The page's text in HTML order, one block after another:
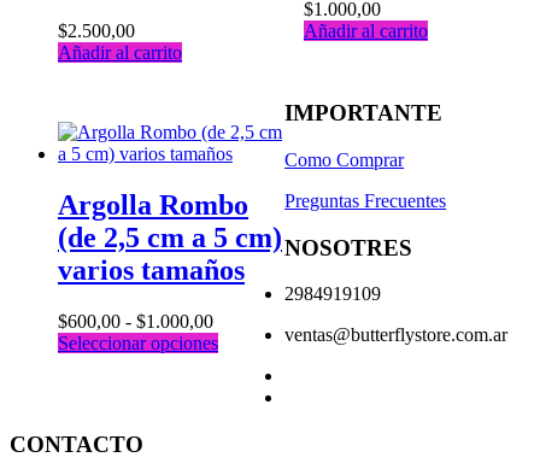
$2.500,00
Añadir al carrito
$1.000,00
Añadir al carrito
Argolla Rombo
(de 2,5 cm a 5 cm)
varios tamaños
$600,00 - $1.000,00Rango
de
$600,00
Seleccionar opcionesEste
múltiples
IMPORTANTE
Como Comprar
Preguntas Frecuentes
NOSOTRES
2984919109
ventas@butterflystore.com.ar
CONTACTO